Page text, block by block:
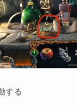
する